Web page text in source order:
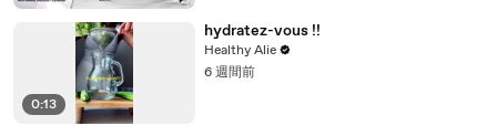
0:13
hydratez-vous !!
Healthy Alie
6 週間前